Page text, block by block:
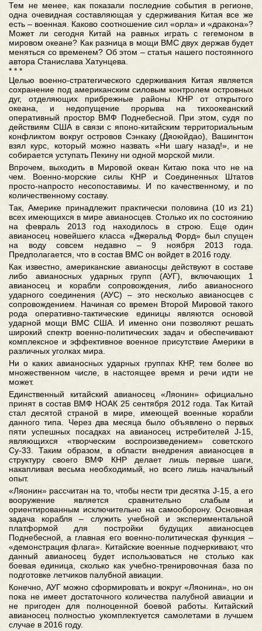
Тем не менее, как показали последние события в регионе,
одна очевидная составляющая у сдерживания Китая все же
есть – военная. Каково соотношение сил «орла» и «дракона»?
Может ли сегодня Китай на равных играть с гегемоном в
мировом океане? Как разница в мощи ВМС двух держав будет
меняться со временем? Об этом – статья нашего постоянного
автора Станислава Хатунцева.
* * *
Целью военно-стратегического сдерживания Китая является
сохранение под американским силовым контролем островных
дуг, отделяющих прибрежные районы КНР от открытого
океана, и недопущение прорыва на тихоокеанский
оперативный простор ВМФ Поднебесной. При этом, судя по
действиям США в связи с японо-китайским территориальным
конфликтом вокруг островов Сэнкаку (Дяоюйдао), Вашингтон
взял курс, который можно назвать «Ни шагу назад!», и не
собирается уступать Пекину ни одной морской мили.
Впрочем, выходить в Мировой океан Китаю пока что не на
чем. Военно-морские силы КНР и Соединенных Штатов
просто-напросто несопоставимы. И по качественному, и по
количественному составу.
Так, Америке принадлежит практически половина (10 из 21)
всех имеющихся в мире авианосцев. Столько их по состоянию
на февраль 2013 год находилось в строю. Еще один
авианосец новейшего класса «Джеральд Форд» был спущен
на воду совсем недавно – 9 ноября 2013 года.
Предполагается, что в состав ВМС он войдет в 2016 году.
Как известно, американские авианосцы действуют в составе
либо авианосных ударных групп (АУГ), включающих 1
авианосец и корабли сопровождения, либо авианосного
ударного соединения (АУС) – это несколько авианосцев с
сопровождением. Начиная со времен Второй Мировой такого
рода оперативно-тактические единицы являются основой
ударной мощи ВМС США. И именно они позволяют решать
широкий спектр военно-политических задач и обеспечивают
комплексное и эффективное военное присутствие Америки в
различных уголках мира.
Ни о каких авианосных ударных группах КНР, тем более во
множественном числе, в настоящее время и речи идти не
может.
Единственный китайский авианосец «Ляонин» официально
принят в состав ВМФ НОАК 25 сентября 2012 года. Так Китай
стал десятой страной в мире, имеющей военные корабли
данного типа. Через два месяца было объявлено о первых
пяти успешных посадках на авианосец истребителей J-15,
являющихся «творческим воспроизведением» советского
Су-33. Таким образом, в области внедрения авианосцев в
структуру своего ВМФ КНР делает лишь первые шаги,
накапливая весьма необходимый, но всего лишь начальный
опыт.
«Ляонин» рассчитан на то, чтобы нести три десятка J-15, а его
вооружение является сравнительно слабым и
ориентированным исключительно на самооборону. Основная
задача корабля – служить учебной и экспериментальной
платформой для постройки будущих авианосцев
Поднебесной, а главная его военно-политическая функция –
«демонстрация флага». Китайские военные подчеркивают, что
данный авианосец будет использоваться не столько как
боевая единица, сколько как учебно-тренировочная база по
подготовке летчиков палубной авиации.
Конечно, АУГ можно сформировать и вокруг «Ляонина», но он
пока не имеет достаточного количества палубной авиации и
не пригоден для полноценной боевой работы. Китайский
авианосец полностью укомплектуется самолетами в лучшем
случае в 2016 году.